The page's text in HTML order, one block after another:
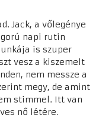
Jack, a vőlegénye
napi rutin
is szuper
vesz a kiszemelt
nem messze a
megy, de amint
stimmel. Itt van
nő létére,